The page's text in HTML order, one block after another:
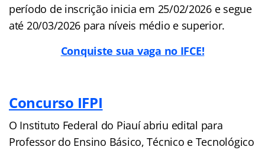
período de inscrição inicia em 25/02/2026 e segue
até 20/03/2026 para níveis médio e superior.
Conquiste sua vaga no IFCE!
Concurso IFPI
O Instituto Federal do Piauí abriu edital para
Professor do Ensino Básico, Técnico e Tecnológico